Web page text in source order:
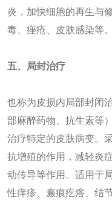
炎，加快细胞的再生与
毒、痤疮、皮肤感染等。
五、 局封治疗
也称为皮损内局部封闭
部麻醉药物、抗生素等
治疗特定的皮肤病变‌。
抗增殖的作用，减轻炎
动传导等作用。适用于
性痒疹、瘢痕疙瘩、结